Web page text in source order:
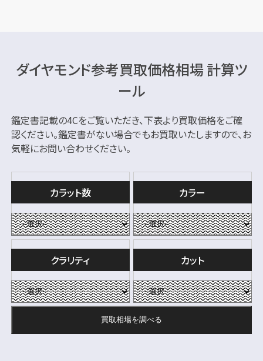
ダイヤモンド参考買取価格相場 計算ツ
ール
鑑定書記載の4Cをご覧いただき、下表より買取価格をご確
認ください。鑑定書がない場合でもお買取いたしますので、お
気軽にお問い合わせください。
カラット数 カラー
クラリティ カット
買取相場を調べる